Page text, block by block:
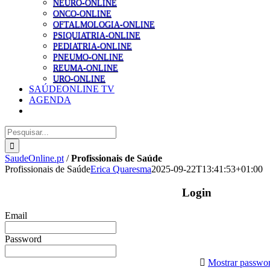
NEURO-ONLINE
ONCO-ONLINE
OFTALMOLOGIA-ONLINE
PSIQUIATRIA-ONLINE
PEDIATRIA-ONLINE
PNEUMO-ONLINE
REUMA-ONLINE
URO-ONLINE
SAÚDEONLINE TV
AGENDA
Pesquisar
SaudeOnline.pt /Profissionais de Saúde
Profissionais de SaúdeErica Quaresma2025-09-22T13:41:53+01:00
Login
Email
Password
Mostrar